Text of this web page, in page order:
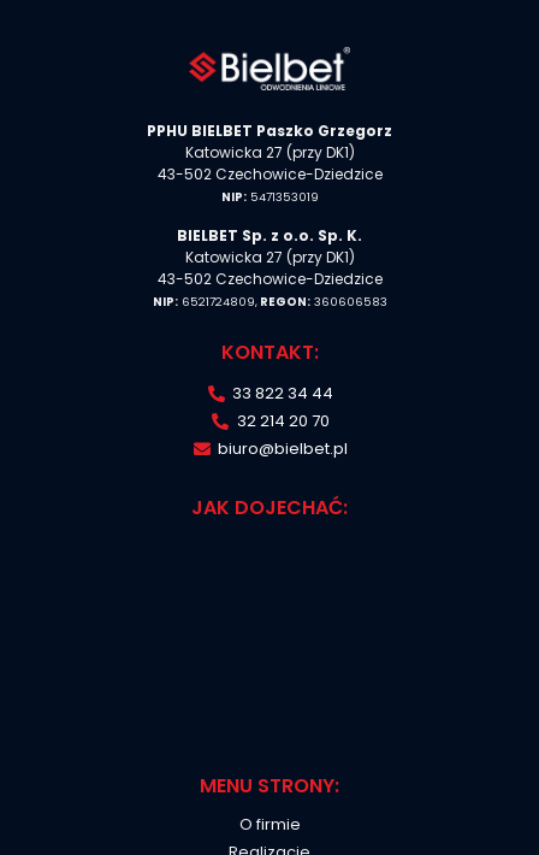
PPHU BIELBET Paszko Grzegorz
Katowicka 27 (przy DK1)
43-502 Czechowice-Dziedzice
NIP:5471353019
BIELBET Sp. z o.o. Sp. K.
Katowicka 27 (przy DK1)
43-502 Czechowice-Dziedzice
NIP:6521724809,REGON:360606583
KONTAKT:
33 822 34 44
32 214 20 70
biuro@bielbet.pl
JAK DOJECHAĆ:
MENU STRONY:
O firmie